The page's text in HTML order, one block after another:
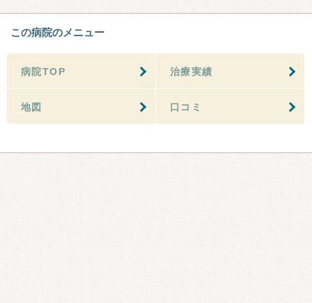
この病院のメニュー
病院TOP 治療実績
地図 口コミ